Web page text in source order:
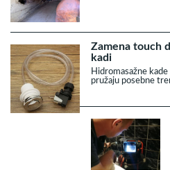
Zamena touch
kadi
Hidromasažne
pružaju posebne